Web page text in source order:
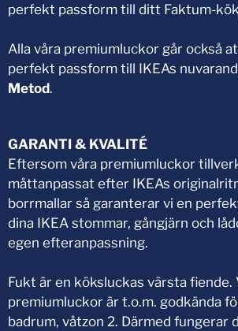
perfekt passform till ditt Faktum-
Alla våra premiumluckor går också
perfekt passform till IKEAs
Metod.
GARANTI & KVALITÉ
Eftersom våra premiumluckor
måttanpassat efter IKEAs
borrmallar så garanterar vi en
dina IKEA stommar, gångjärn och
egen efteranpassning.
Fukt är en köksluckas värsta fiende.
premiumluckor är t.o.m. godkända
badrum, våtzon 2. Därmed fungerar